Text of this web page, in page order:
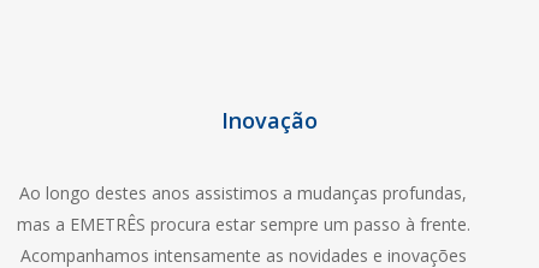
Inovação
Ao longo destes anos assistimos a mudanças profundas,
mas a EMETRÊS procura estar sempre um passo à frente.
Acompanhamos intensamente as novidades e inovações